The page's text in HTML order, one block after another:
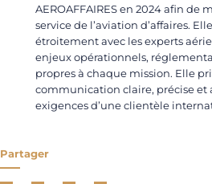
AEROAFFAIRES en 2024 afin de
service de l’aviation d’affaires.
étroitement avec les experts
enjeux opérationnels,
propres à chaque mission. Elle
communication claire, précise et
exigences d’une clientèle
Partager